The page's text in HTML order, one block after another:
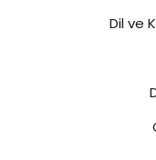
Dil ve